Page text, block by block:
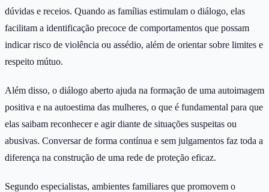
dúvidas e receios. Quando as famílias estimulam o diálogo, elas
facilitam a identificação precoce de comportamentos que possam
indicar risco de violência ou assédio, além de orientar sobre limites e
respeito mútuo.
Além disso, o diálogo aberto ajuda na formação de uma autoimagem
positiva e na autoestima das mulheres, o que é fundamental para que
elas saibam reconhecer e agir diante de situações suspeitas ou
abusivas. Conversar de forma contínua e sem julgamentos faz toda a
diferença na construção de uma rede de proteção eficaz.
Segundo especialistas, ambientes familiares que promovem o